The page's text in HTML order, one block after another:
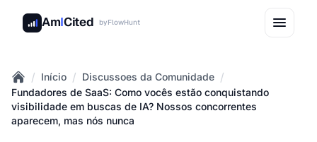
AmICited byFlowHunt
Home
/ Início / Discussoes da Comunidade /
Fundadores de SaaS: Como vocês estão conquistando
visibilidade em buscas de IA? Nossos concorrentes
aparecem, mas nós nunca